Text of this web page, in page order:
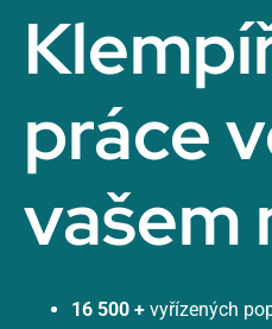
práce
vašem
16 500 + vyřízených